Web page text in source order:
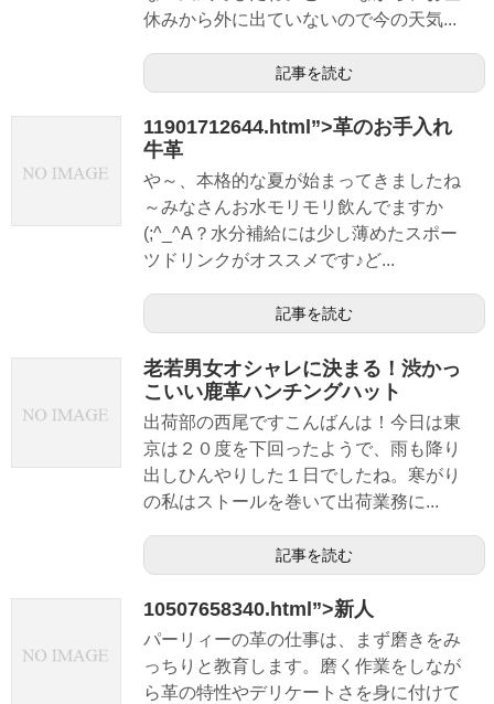
休みから外に出ていないので今の天気...
記事を読む
11901712644.html”>革のお手入れ
牛革
や～、本格的な夏が始まってきましたね
～みなさんお水モリモリ飲んでますか
(;^_^A？水分補給には少し薄めたスポー
ツドリンクがオススメです♪ど...
記事を読む
老若男女オシャレに決まる！渋かっ
こいい鹿革ハンチングハット
出荷部の西尾ですこんばんは！今日は東
京は２０度を下回ったようで、雨も降り
出しひんやりした１日でしたね。寒がり
の私はストールを巻いて出荷業務に...
記事を読む
10507658340.html”>新人
パーリィーの革の仕事は、まず磨きをみ
っちりと教育します。磨く作業をしなが
ら革の特性やデリケートさを身に付けて